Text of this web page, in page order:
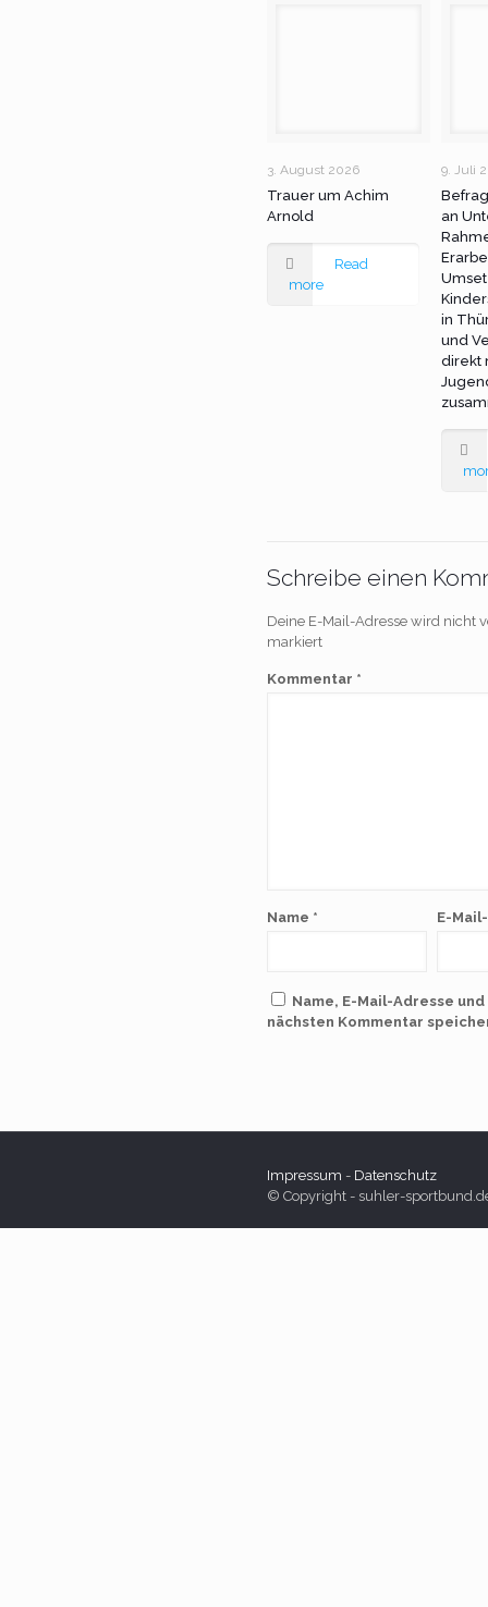
3. August 2026
Trauer um Achim
Arnold
Read
more
9. Juli
an
in
und
direkt
Schreibe einen
Deine E-Mail-Adresse wird nicht
markiert
Kommentar *
Name * E-
Name, E-Mail-Adresse
nächsten Kommentar
Impressum - Datenschutz
© Copyright - suhler-